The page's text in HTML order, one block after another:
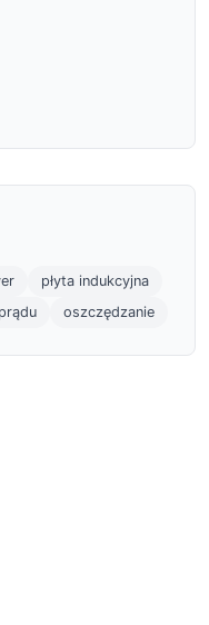
płyta indukcyjna
oszczędzanie